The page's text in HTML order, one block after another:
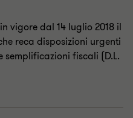
vigore dal 14 luglio 2018 il
reca disposizioni urgenti
semplificazioni fiscali (D.L.